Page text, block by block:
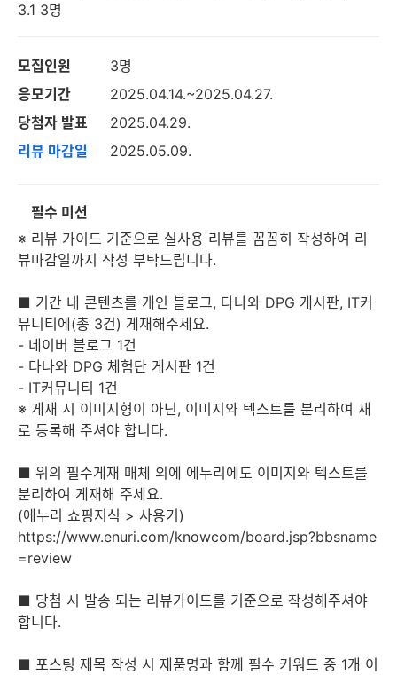
3.1 3명
모집인원
3명
응모기간
2025.04.14.~2025.04.27.
당첨자 발표
2025.04.29.
리뷰 마감일
2025.05.09.
필수 미션
※ 리뷰 가이드 기준으로 실사용 리뷰를 꼼꼼히 작성하여 리
뷰마감일까지 작성 부탁드립니다.
■ 기간 내 콘텐츠를 개인 블로그, 다나와 DPG 게시판, IT커
뮤니티에(총 3건) 게재해주세요.
- 네이버 블로그 1건
- 다나와 DPG 체험단 게시판 1건
- IT커뮤니티 1건
※ 게재 시 이미지형이 아닌, 이미지와 텍스트를 분리하여 새
로 등록해 주셔야 합니다.
■ 위의 필수게재 매체 외에 에누리에도 이미지와 텍스트를
분리하여 게재해 주세요.
(에누리 쇼핑지식 > 사용기)
https://www.enuri.com/knowcom/board.jsp?bbsname
=review
■ 당첨 시 발송 되는 리뷰가이드를 기준으로 작성해주셔야
합니다.
■ 포스팅 제목 작성 시 제품명과 함께 필수 키워드 중 1개 이